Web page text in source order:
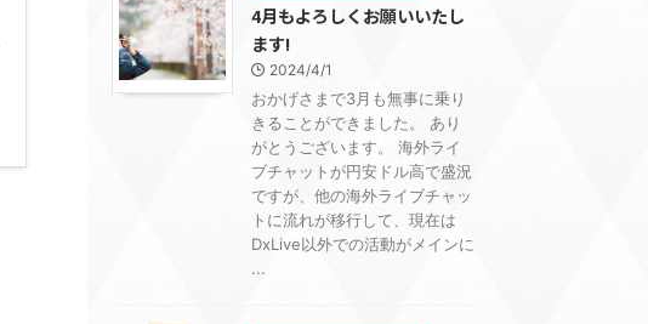
4月もよろしくお願いいたし
ます!
2024/4/1
おかげさまで3月も無事に乗り
きることができました。 あり
がとうございます。 海外ライ
ブチャットが円安ドル高で盛況
ですが、他の海外ライブチャッ
トに流れが移行して、現在は
DxLive以外での活動がメインに
...